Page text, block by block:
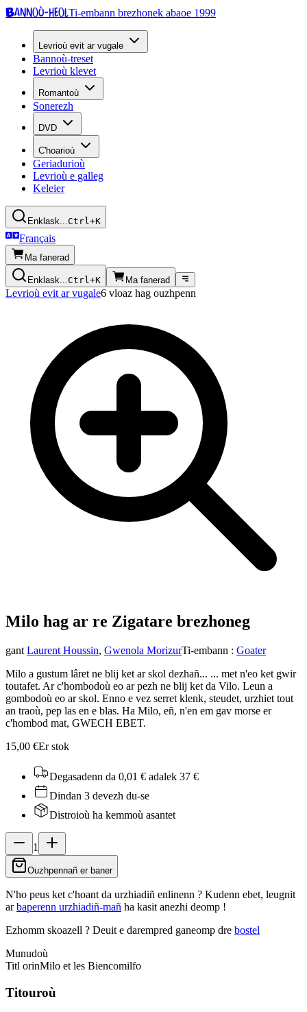
Bannoù-heolTi-embann brezhonek abaoe 1999
Levrioù evit ar vugale
Bannoù-treset
Levrioù klevet
Romantoù
Sonerezh
DVD
C'hoarioù
Geriadurioù
Levrioù e galleg
Keleier
Enklask...Ctrl+K
Français
Ma fanerad
Enklask...Ctrl+K Ma fanerad
Levrioù evit ar vugale6 vloaz hag ouzhpenn
Milo hag ar re Zigatare brezhoneg
gant Laurent Houssin, Gwenola MorizurTi-embann : Goater
Milo a gustum lâret ne blij ket ar skol dezhañ... ... met n'eo ket gwir
toutafet. Ar c'hombodoù eo ar pezh ne blij ket da Vilo. Leun a
gombodoù eo ar skol. Enno e vez serret klenk, steudet, urzhiet tout
an traoù, pep las en e blas. Ha Milo, eñ, n'en em gav morse er
c'hombod mat, GWECH EBET.
15,00 €Er stok
Degasadenn da 0,01 € adalek 37 €
Dindan 3 devezh du-se
Distroioù ha kemmoù asantet
1
Ouzhpennañ er baner
N'ho peus ket c'hoant da urzhiadiñ enlinenn ? Kudenn ebet, leugnit
arbaperenn urzhiadiñ-mañ ha kasit anezhi deomp !
Ezhomm skoazell ? Deuit e darempred ganeomp dre bostel
Munudoù
Titl orinMilo et les Biencomilfo
Titouroù